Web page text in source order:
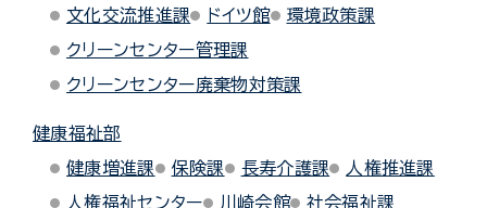
文化交流推進課
ドイツ館
環境政策課
クリーンセンター管理課
クリーンセンター廃棄物対策課
健康福祉部
健康増進課
保険課 長寿介護課
人権推進課
人権福祉センター
川崎会館 社会福祉課